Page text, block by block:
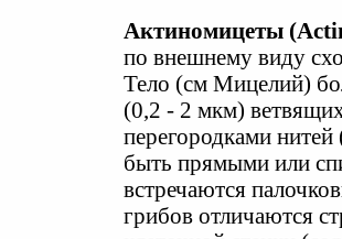
Актиномицеты
по внешнему виду
Тело (см Мицелий)
(0,2 - 2 мкм)
перегородками
быть прямыми или
встречаются
грибов отличаются